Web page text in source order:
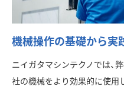
機械操作の基礎から実
ニイガタマシンテクノでは、
社の機械をより効果的に使用